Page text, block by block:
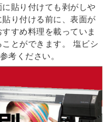
貼り付けても剥がしや
り付ける前に、表面が
すめ料理を載っていま
とができます。 塩ビシ
考ください。